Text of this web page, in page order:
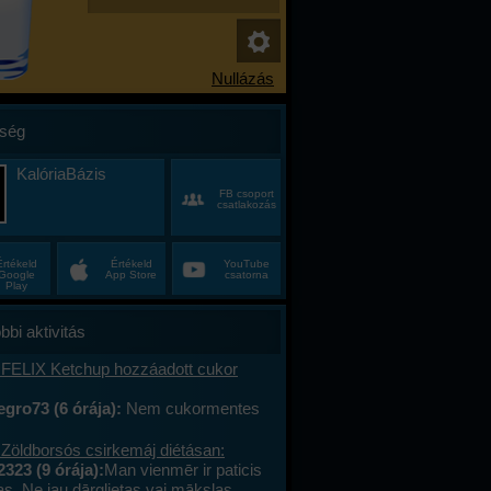
KalóriaBázis
FB csoport
csatlakozás
Play
Értékeld
App Store
YouTube
csatorna
aktivitás
Ketchup hozzáadott cukor
(6 órája): Nem cukormentes
csirkemáj diétásan:
(9 órája):Man vienmēr ir paticis